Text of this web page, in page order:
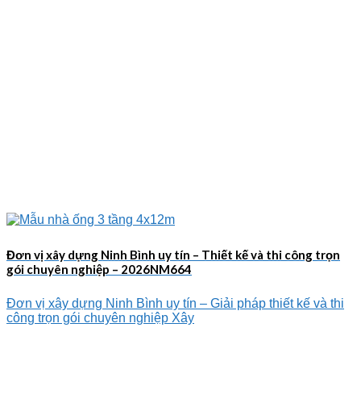
Đơn vị xây dựng Ninh Bình uy tín – Thiết kế và thi công trọn
gói chuyên nghiệp – 2026NM664
Đơn vị xây dựng Ninh Bình uy tín – Giải pháp thiết kế và thi
công trọn gói chuyên nghiệp Xây